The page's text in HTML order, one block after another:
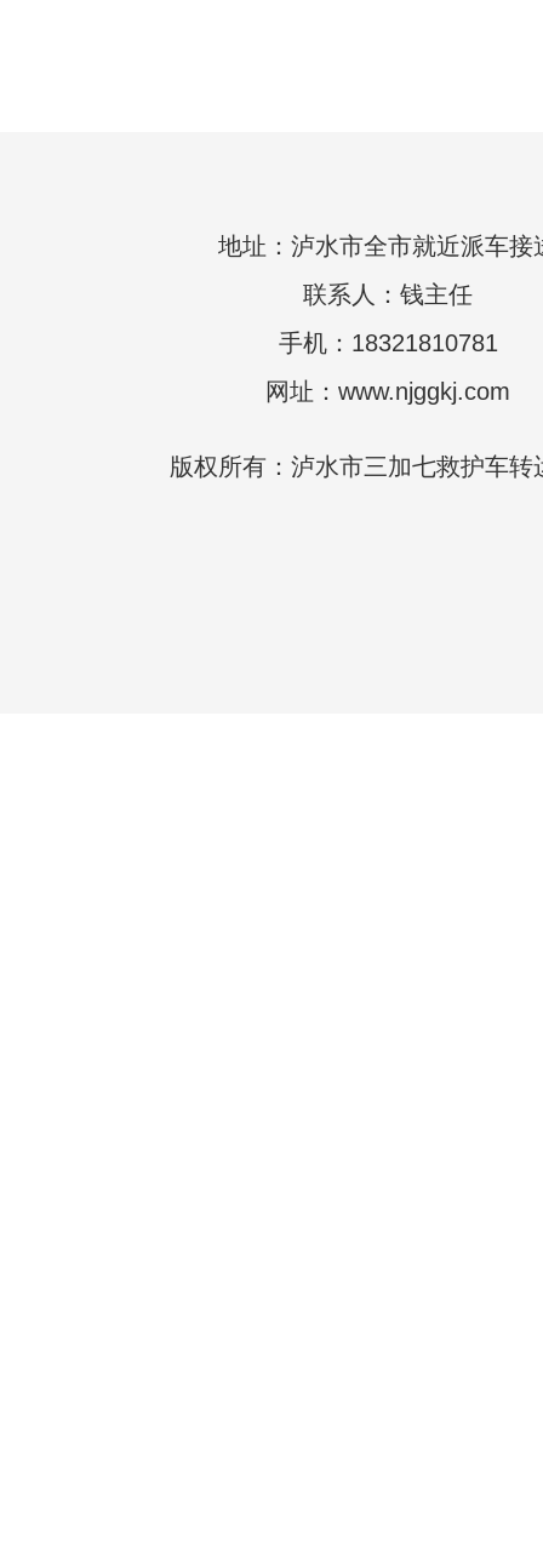
地址：泸水市全市就近派车接
联系人：钱主任
手机：18321810781
网址：www.njggkj.com
版权所有：泸水市三加七救护车转